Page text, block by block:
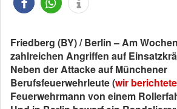
Friedberg (BY) / Berlin – Am
zahlreichen Angriffen auf
Neben der Attacke auf Münchener
Berufsfeuerwehrleute (wir
Feuerwehrmann von einem